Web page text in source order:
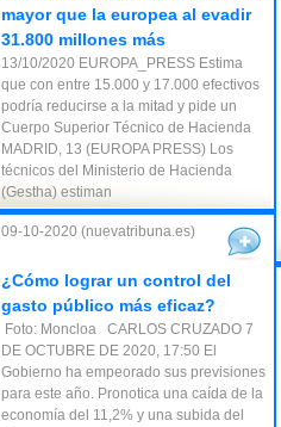
mayor que la europea al evadir
31.800 millones más
13/10/2020 EUROPA_PRESS Estima
que con entre 15.000 y 17.000 efectivos
podría reducirse a la mitad y pide un
Cuerpo Superior Técnico de Hacienda
MADRID, 13 (EUROPA PRESS) Los
técnicos del Ministerio de Hacienda
(Gestha) estiman
09-10-2020 (nuevatribuna.es)
¿Cómo lograr un control del
gasto público más eficaz?
Foto: Moncloa CARLOS CRUZADO 7
DE OCTUBRE DE 2020, 17:50 El
Gobierno ha empeorado sus previsiones
para este año. Pronotica una caída de la
economía del 11,2% y una subida del